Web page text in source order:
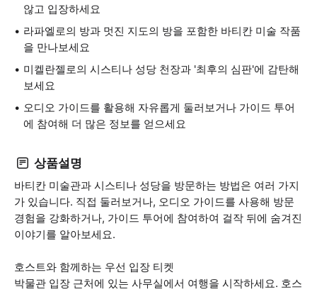
않고 입장하세요
라파엘로의 방과 멋진 지도의 방을 포함한 바티칸 미술 작품
을 만나보세요
미켈란젤로의 시스티나 성당 천장과 '최후의 심판'에 감탄해
보세요
오디오 가이드를 활용해 자유롭게 둘러보거나 가이드 투어
에 참여해 더 많은 정보를 얻으세요
상품설명
바티칸 미술관과 시스티나 성당을 방문하는 방법은 여러 가지
가 있습니다. 직접 둘러보거나, 오디오 가이드를 사용해 방문
경험을 강화하거나, 가이드 투어에 참여하여 걸작 뒤에 숨겨진
이야기를 알아보세요.
호스트와 함께하는 우선 입장 티켓
박물관 입장 근처에 있는 사무실에서 여행을 시작하세요. 호스